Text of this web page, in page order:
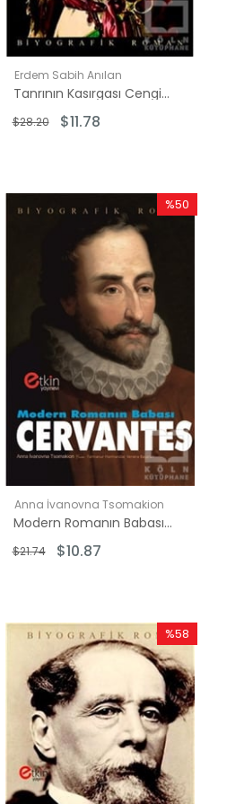
Erdem Sabih Anılan
Tanrının Kasırgası Cengizhan
$11.78
$28.20
Anna İvanovna Tsomakion
Modern Romanın Babası Cervantes
$10.87
$21.74
%50
%58
İndirim
%58İndirim